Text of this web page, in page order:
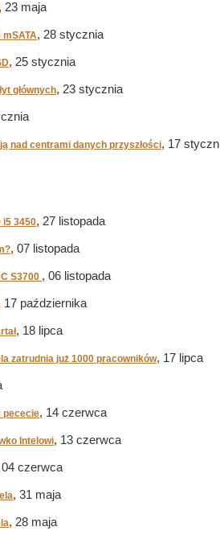
, 23 maja
mSATA, 28 stycznia
, 25 stycznia
głównych, 23 stycznia
nad centrami danych przyszłości, 17
i5 3450, 27 listopada
, 07 listopada
S3700 , 06 listopada
17 października
, 18 lipca
zatrudnia już 1000 pracowników, 17 lipca
pececie, 14 czerwca
Intelowi, 13 czerwca
04 czerwca
, 31 maja
, 28 maja